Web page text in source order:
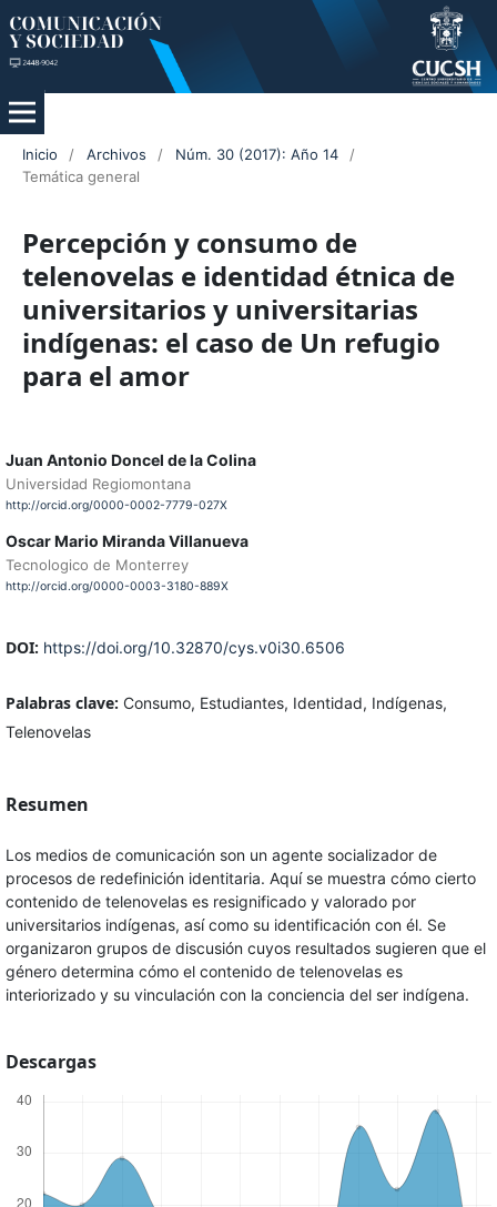
Inicio / Archivos / Núm. 30 (2017): Año 14
/
Temática general
Percepción y consumo de
telenovelas e identidad étnica de
universitarios y universitarias
indígenas: el caso de Un refugio
para el amor
Juan Antonio Doncel de la Colina
Universidad Regiomontana
http://orcid.org/0000-0002-7779-027X
Oscar Mario Miranda Villanueva
Tecnologico de Monterrey
http://orcid.org/0000-0003-3180-889X
DOI: https://doi.org/10.32870/cys.v0i30.6506
Palabras clave: Consumo, Estudiantes, Identidad, Indígenas,
Telenovelas
Resumen
Los medios de comunicación son un agente socializador de
procesos de redefinición identitaria. Aquí se muestra cómo cierto
contenido de telenovelas es resignificado y valorado por
universitarios indígenas, así como su identificación con él. Se
organizaron grupos de discusión cuyos resultados sugieren que el
género determina cómo el contenido de telenovelas es
interiorizado y su vinculación con la conciencia del ser indígena.
Descargas